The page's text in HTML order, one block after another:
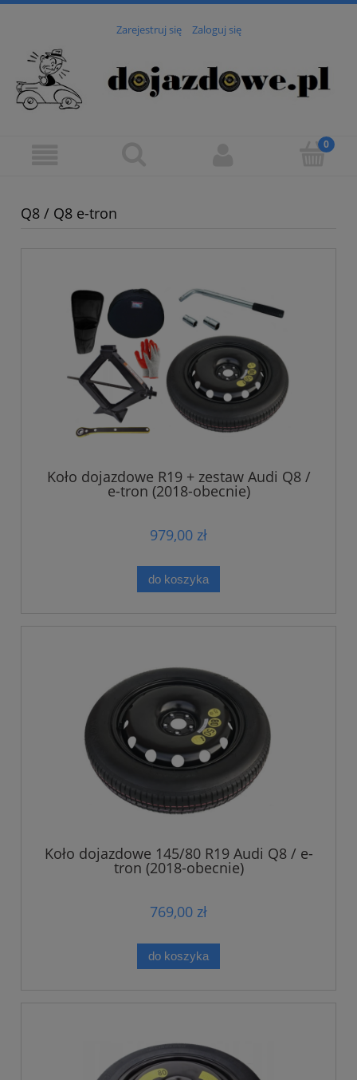
Zarejestruj się Zaloguj się
Q8 / Q8 e-tron
Koło dojazdowe R19 + zestaw Audi Q8 /
e-tron (2018-obecnie)
979,00 zł
do koszyka
Koło dojazdowe 145/80 R19 Audi Q8 / e-
tron (2018-obecnie)
769,00 zł
do koszyka